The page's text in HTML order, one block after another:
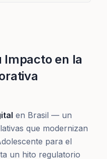
Impacto en la
en Brasil — un
que modernizan
para el
un hito regulatorio